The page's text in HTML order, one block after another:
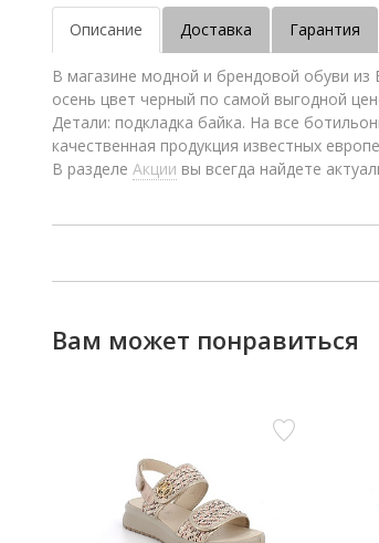
Описание Доставка Гарантия
В магазине модной и брендовой обуви из
осень цвет черный по самой выгодной
Детали: подкладка байка. На все
качественная продукция известных
В разделе Акции вы всегда найдете
Вам может понравиться